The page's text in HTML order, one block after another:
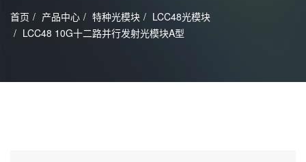
首页 产品中心 特种光模块
LCC48光模块
LCC48 10G十二路并行发射光模块A型